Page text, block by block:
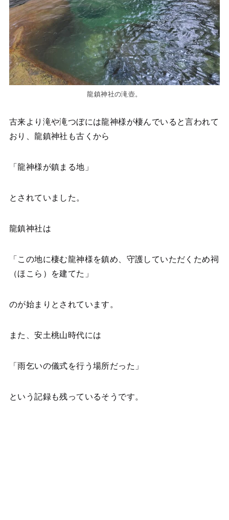
龍鎮神社の滝壺。
古来より滝や滝つぼには龍神様が棲んでいると言われて
おり、龍鎮神社も古くから
「龍神様が鎮まる地」
とされていました。
龍鎮神社は
「この地に棲む龍神様を鎮め、守護していただくため祠
（ほこら）を建てた」
のが始まりとされています。
また、安土桃山時代には
「雨乞いの儀式を行う場所だった」
という記録も残っているそうです。